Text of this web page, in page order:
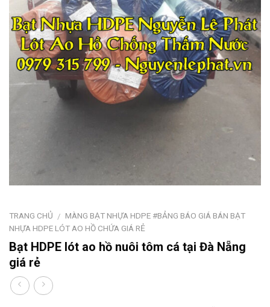
TRANG CHỦ / MÀNG BẠT NHỰA HDPE #BẢNG BÁO GIÁ BÁN BẠT
NHỰA HDPE LÓT AO HỒ CHỨA GIÁ RẺ
Bạt HDPE lót ao hồ nuôi tôm cá tại Đà Nẵng
giá rẻ